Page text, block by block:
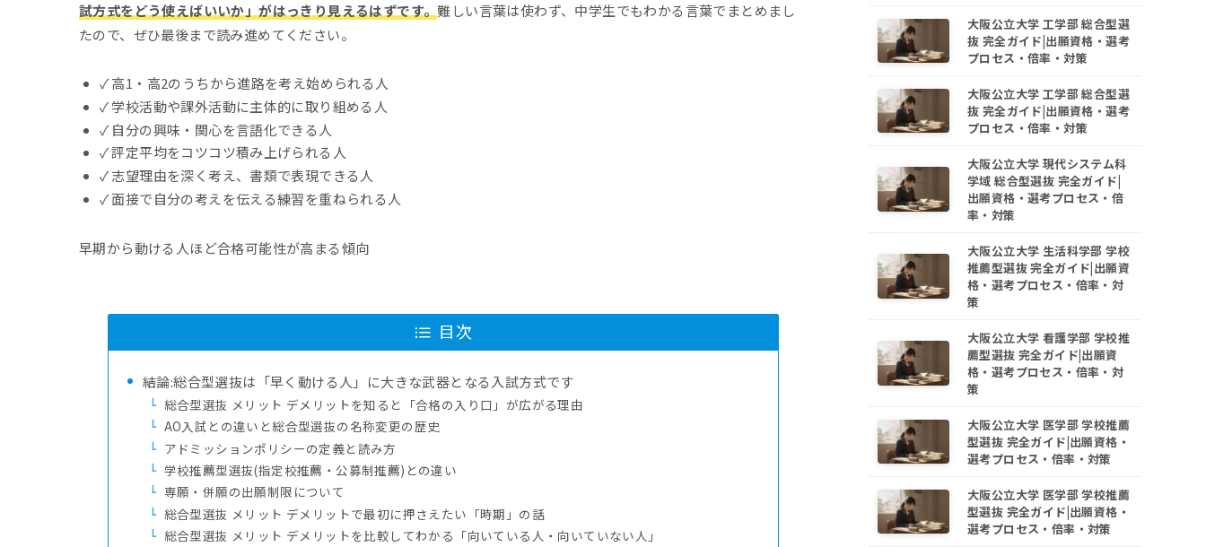
試方式をどう使えばいいか」がはっきり見えるはずです。難しい言葉は使わず、中学生でもわかる言葉でまとめまし
たので、ぜひ最後まで読み進めてください。
✓ 高1・高2のうちから進路を考え始められる人
✓ 学校活動や課外活動に主体的に取り組める人
✓ 自分の興味・関心を言語化できる人
✓ 評定平均をコツコツ積み上げられる人
✓ 志望理由を深く考え、書類で表現できる人
✓ 面接で自分の考えを伝える練習を重ねられる人
早期から動ける人ほど合格可能性が高まる傾向
目次
結論:総合型選抜は「早く動ける人」に大きな武器となる入試方式です
総合型選抜 メリット デメリットを知ると「合格の入り口」が広がる理由
AO入試との違いと総合型選抜の名称変更の歴史
アドミッションポリシーの定義と読み方
学校推薦型選抜(指定校推薦・公募制推薦)との違い
専願・併願の出願制限について
総合型選抜 メリット デメリットで最初に押さえたい「時期」の話
総合型選抜 メリット デメリットを比較してわかる「向いている人・向いていない人」
大阪公立大学 工学部 総合型選
抜 完全ガイド|出願資格・選考
プロセス・倍率・対策
大阪公立大学 工学部 総合型選
抜 完全ガイド|出願資格・選考
プロセス・倍率・対策
大阪公立大学 現代システム科
学域 総合型選抜 完全ガイド|
出願資格・選考プロセス・倍
率・対策
大阪公立大学 生活科学部 学校
推薦型選抜 完全ガイド|出願資
格・選考プロセス・倍率・対
策
大阪公立大学 看護学部 学校推
薦型選抜 完全ガイド|出願資
格・選考プロセス・倍率・対
策
大阪公立大学 医学部 学校推薦
型選抜 完全ガイド|出願資格・
選考プロセス・倍率・対策
大阪公立大学 医学部 学校推薦
型選抜 完全ガイド|出願資格・
選考プロセス・倍率・対策